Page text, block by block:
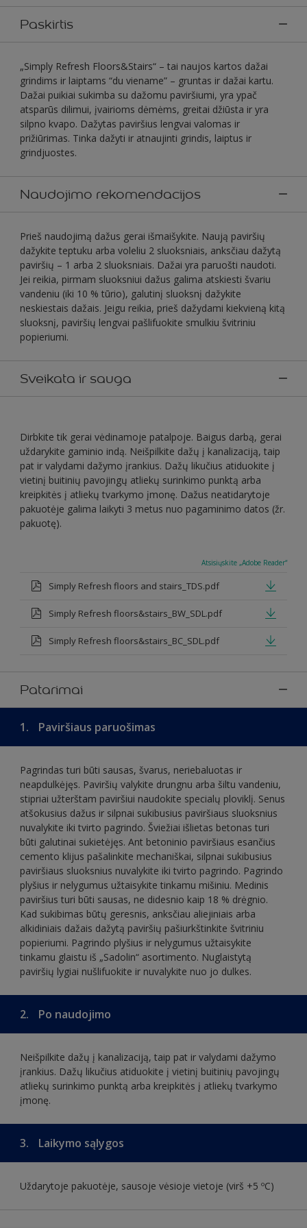
Paskirtis
„Simply Refresh Floors&Stairs“ – tai naujos kartos dažai
grindims ir laiptams “du viename” – gruntas ir dažai kartu.
Dažai puikiai sukimba su dažomu paviršiumi, yra ypač
atsparūs dilimui, įvairioms dėmėms, greitai džiūsta ir yra
silpno kvapo. Dažytas paviršius lengvai valomas ir
prižiūrimas. Tinka dažyti ir atnaujinti grindis, laiptus ir
grindjuostes.
Naudojimo rekomendacijos
Prieš naudojimą dažus gerai išmaišykite. Naują paviršių
dažykite teptuku arba voleliu 2 sluoksniais, anksčiau dažytą
paviršių – 1 arba 2 sluoksniais. Dažai yra paruošti naudoti.
Jei reikia, pirmam sluoksniui dažus galima atskiesti švariu
vandeniu (iki 10 % tūrio), galutinį sluoksnį dažykite
neskiestais dažais. Jeigu reikia, prieš dažydami kiekvieną kitą
sluoksnį, paviršių lengvai pašlifuokite smulkiu švitriniu
popieriumi.
Sveikata ir sauga
Dirbkite tik gerai vėdinamoje patalpoje. Baigus darbą, gerai
uždarykite gaminio indą. Neišpilkite dažų į kanalizaciją, taip
pat ir valydami dažymo įrankius. Dažų likučius atiduokite į
vietinį buitinių pavojingų atliekų surinkimo punktą arba
kreipkitės į atliekų tvarkymo įmonę. Dažus neatidarytoje
pakuotėje galima laikyti 3 metus nuo pagaminimo datos (žr.
pakuotę).
Atsisiųskite „Adobe Reader“
Simply Refresh floors and stairs_TDS.pdf
Simply Refresh floors&stairs_BW_SDL.pdf
Simply Refresh floors&stairs_BC_SDL.pdf
Patarimai
1. Paviršiaus paruošimas
Pagrindas turi būti sausas, švarus, neriebaluotas ir
neapdulkėjęs. Paviršių valykite drungnu arba šiltu vandeniu,
stipriai užterštam paviršiui naudokite specialų ploviklį. Senus
atšokusius dažus ir silpnai sukibusius paviršiaus sluoksnius
nuvalykite iki tvirto pagrindo. Šviežiai išlietas betonas turi
būti galutinai sukietėjęs. Ant betoninio paviršiaus esančius
cemento klijus pašalinkite mechaniškai, silpnai sukibusius
paviršiaus sluoksnius nuvalykite iki tvirto pagrindo. Pagrindo
plyšius ir nelygumus užtaisykite tinkamu mišiniu. Medinis
paviršius turi būti sausas, ne didesnio kaip 18 % drėgnio.
Kad sukibimas būtų geresnis, anksčiau aliejiniais arba
alkidiniais dažais dažytą paviršių pašiurkštinkite švitriniu
popieriumi. Pagrindo plyšius ir nelygumus užtaisykite
tinkamu glaistu iš „Sadolin“ asortimento. Nuglaistytą
paviršių lygiai nušlifuokite ir nuvalykite nuo jo dulkes.
2. Po naudojimo
Neišpilkite dažų į kanalizaciją, taip pat ir valydami dažymo
įrankius. Dažų likučius atiduokite į vietinį buitinių pavojingų
atliekų surinkimo punktą arba kreipkitės į atliekų tvarkymo
įmonę.
3. Laikymo sąlygos
Uždarytoje pakuotėje, sausoje vėsioje vietoje (virš +5 ºC)